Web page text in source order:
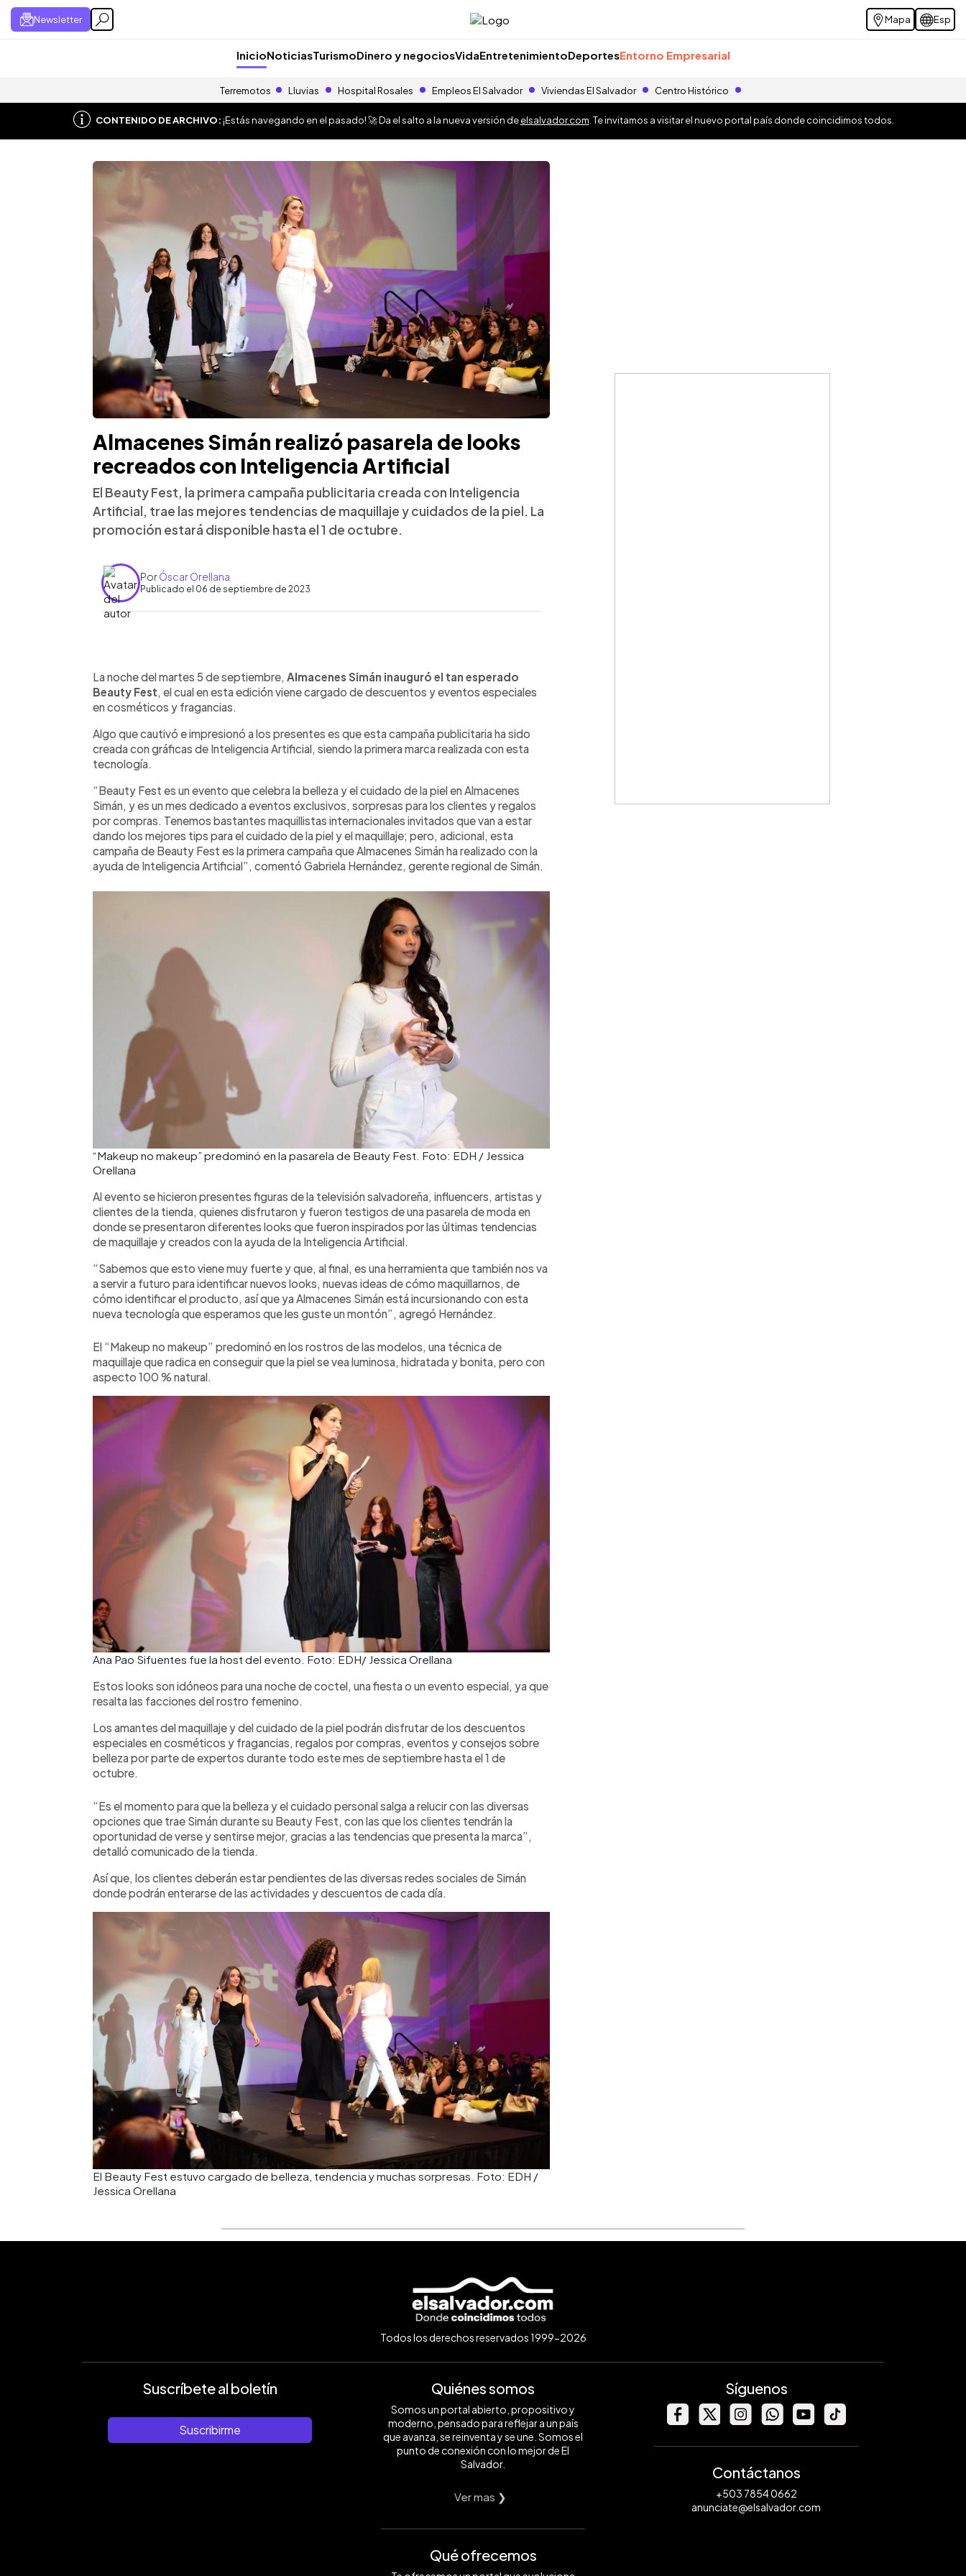
Newsletter Mapa Esp
InicioNoticiasTurismoDinero y negociosVidaEntretenimientoDeportesEntorno Empresarial
Terremotos Lluvias Hospital Rosales Empleos El Salvador Viviendas El Salvador Centro Histórico
CONTENIDO DE ARCHIVO:¡Estás navegando en el pasado! 🚀 Da el salto a la nueva versión deelsalvador.com . Te invitamos a visitar el nuevo portal país donde coincidimos todos.
Almacenes Simán realizó pasarela de looks
recreados con Inteligencia Artificial
El Beauty Fest, la primera campaña publicitaria creada con Inteligencia
Artificial, trae las mejores tendencias de maquillaje y cuidados de la piel. La
promoción estará disponible hasta el 1 de octubre.
PorÓscar Orellana
Publicado el 06 de septiembre de 2023
► Escuchar artículo
La noche del martes 5 de septiembre, Almacenes Simán inauguró el tan esperado
Beauty Fest , el cual en esta edición viene cargado de descuentos y eventos especiales
en cosméticos y fragancias.
Algo que cautivó e impresionó a los presentes es que esta campaña publicitaria ha sido
creada con gráficas de Inteligencia Artificial, siendo la primera marca realizada con esta
tecnología.
“Beauty Fest es un evento que celebra la belleza y el cuidado de la piel en Almacenes
Simán, y es un mes dedicado a eventos exclusivos, sorpresas para los clientes y regalos
por compras. Tenemos bastantes maquillistas internacionales invitados que van a estar
dando los mejores tips para el cuidado de la piel y el maquillaje; pero, adicional, esta
campaña de Beauty Fest es la primera campaña que Almacenes Simán ha realizado con la
ayuda de Inteligencia Artificial”, comentó Gabriela Hernández, gerente regional de Simán.
“Makeup no makeup” predominó en la pasarela de Beauty Fest. Foto: EDH / Jessica
Orellana
Al evento se hicieron presentes figuras de la televisión salvadoreña, influencers, artistas y
clientes de la tienda, quienes disfrutaron y fueron testigos de una pasarela de moda en
donde se presentaron diferentes looks que fueron inspirados por las últimas tendencias
de maquillaje y creados con la ayuda de la Inteligencia Artificial.
“Sabemos que esto viene muy fuerte y que, al final, es una herramienta que también nos va
a servir a futuro para identificar nuevos looks, nuevas ideas de cómo maquillarnos, de
cómo identificar el producto, así que ya Almacenes Simán está incursionando con esta
nueva tecnología que esperamos que les guste un montón”, agregó Hernández.
El “Makeup no makeup” predominó en los rostros de las modelos, una técnica de
maquillaje que radica en conseguir que la piel se vea luminosa, hidratada y bonita, pero con
aspecto 100 % natural.
Ana Pao Sifuentes fue la host del evento. Foto: EDH/ Jessica Orellana
Estos looks son idóneos para una noche de coctel, una fiesta o un evento especial, ya que
resalta las facciones del rostro femenino.
Los amantes del maquillaje y del cuidado de la piel podrán disfrutar de los descuentos
especiales en cosméticos y fragancias, regalos por compras, eventos y consejos sobre
belleza por parte de expertos durante todo este mes de septiembre hasta el 1 de
octubre.
“Es el momento para que la belleza y el cuidado personal salga a relucir con las diversas
opciones que trae Simán durante su Beauty Fest, con las que los clientes tendrán la
oportunidad de verse y sentirse mejor, gracias a las tendencias que presenta la marca”,
detalló comunicado de la tienda.
Así que, los clientes deberán estar pendientes de las diversas redes sociales de Simán
donde podrán enterarse de las actividades y descuentos de cada día.
El Beauty Fest estuvo cargado de belleza, tendencia y muchas sorpresas. Foto: EDH /
Jessica Orellana
Todos los derechos reservados 1999-2026
Suscríbete al boletín
Suscribirme
Quiénes somos
Somos un portal abierto, propositivo y
moderno, pensado para reflejar a un país
que avanza, se reinventa y se une. Somos el
punto de conexión con lo mejor de El
Salvador.
Ver mas ❯
Qué ofrecemos
Síguenos
Contáctanos
+503 7854 0662
anunciate@elsalvador.com